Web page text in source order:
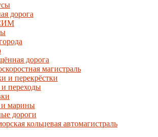
дорога
дорога
магистраль
и перекрёстки
переходы
марины
дороги
кольцевая автомагистраль